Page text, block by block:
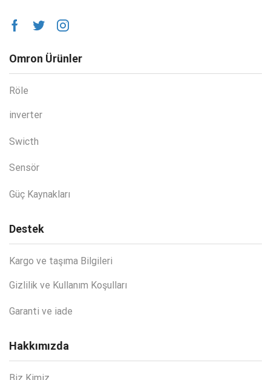
Omron Ürünler
Röle
inverter
Swicth
Sensör
Güç Kaynakları
Destek
Kargo ve taşıma Bilgileri
Gizlilik ve Kullanım Koşulları
Garanti ve iade
Hakkımızda